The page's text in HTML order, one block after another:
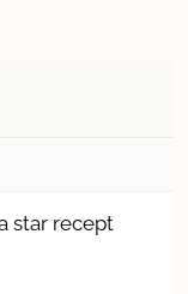
star recept